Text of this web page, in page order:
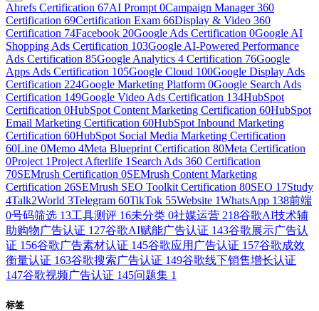
Ahrefs Certification 67AI Prompt 0Campaign Manager 360
Certification 69Certification Exam 66Display & Video 360
Certification 74Facebook 20Google Ads Certification 0Google AI
Shopping Ads Certification 103Google AI-Powered Performance
Ads Certification 85Google Analytics 4 Certification 76Google
Apps Ads Certification 105Google Cloud 100Google Display Ads
Certification 224Google Marketing Platform 0Google Search Ads
Certification 149Google Video Ads Certification 134HubSpot
Certification 0HubSpot Content Marketing Certification 60HubSpot
Email Marketing Certification 60HubSpot Inbound Marketing
Certification 60HubSpot Social Media Marketing Certification
60Line 0Memo 4Meta Blueprint Certification 80Meta Certification
0Project 1Project Afterlife 1 Search Ads 360 Certification
70SEMrush Certification 0SEMrush Content Marketing
Certification 26SEMrush SEO Toolkit Certification 80SEO 17Study
4Talk2World 3Telegram 60TikTok 55Website 1WhatsApp 138前端
0号码筛选 13工具测评 16未分类 0社媒运营 218谷歌AI技术辅
助购物广告认证 127谷歌AI赋能广告认证 143谷歌展示广告认
证 156谷歌广告素材认证 145谷歌应用广告认证 157谷歌成效
衡量认证 163谷歌搜索广告认证 149谷歌线下销售增长认证
147谷歌视频广告认证 145问题集 1
标签